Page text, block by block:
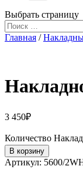
Выбрать страницу
Главная /
3 450₽
Количество
В корзину
Артикул: 5600/